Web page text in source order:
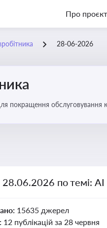
Про проєкт
28-06-2026
покращення обслуговування
по темі: АІ
15635 джерел
12 публікацій за 28 червня